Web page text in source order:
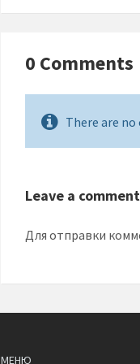
0 Comments
There are
Leave a comment
Для отправки
МЕНЮ